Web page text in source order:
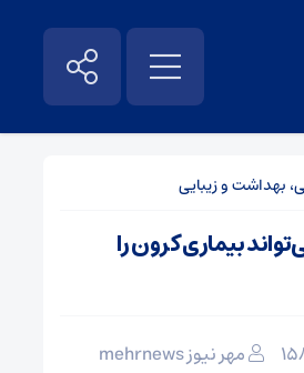
بهداشت و زیبایی
بیماری کرون را
مهر نیوز mehrnews